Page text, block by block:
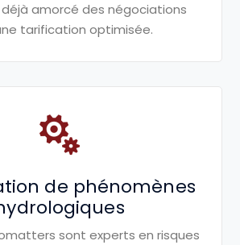
amorcé des négociations
tarification optimisée.
de phénomènes
sont experts en risques